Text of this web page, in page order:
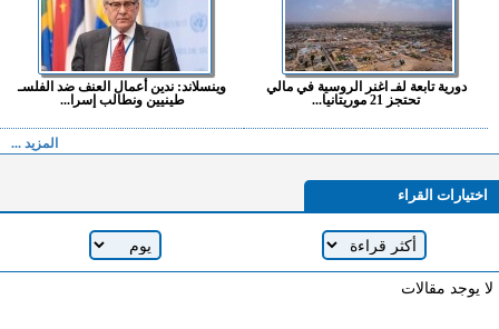
دورية تابعة لفـ اغنر الروسية في مالي
تحتجز 21 موريتانيا...
وينسلاند: ندين أعمال العنف ضد الفلسـ
طينيين ونطالب إسرا...
المزيد ...
اختيارات القراء
لا يوجد مقالات